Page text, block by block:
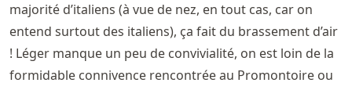
majorité d’italiens (à vue de nez, en tout cas, car on
entend surtout des italiens), ça fait du brassement d’air
! Léger manque un peu de convivialité, on est loin de la
formidable connivence rencontrée au Promontoire ou